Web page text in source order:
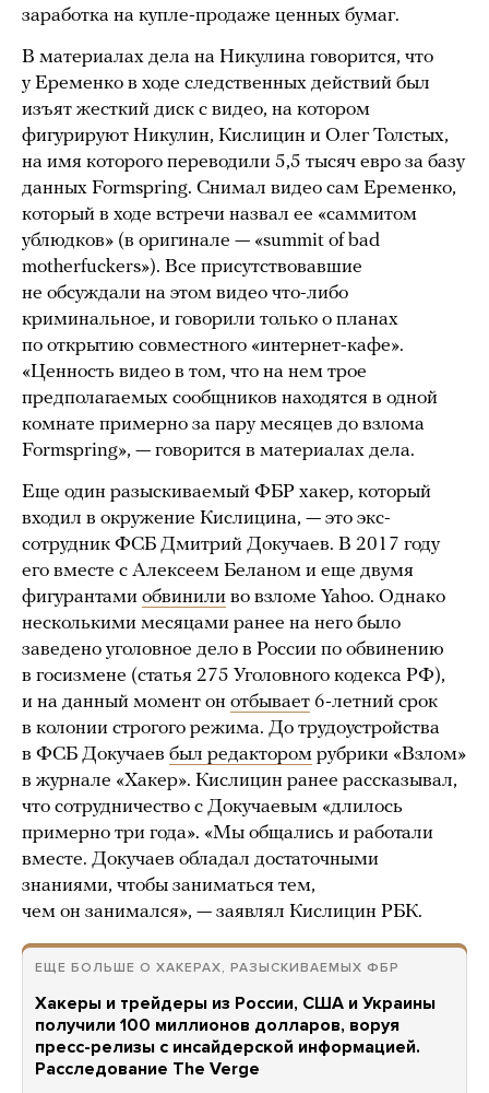
заработка на купле-продаже ценных бумаг.
В материалах дела на Никулина говорится, что
у Еременко в ходе следственных действий был
изъят жесткий диск с видео, на котором
фигурируют Никулин, Кислицин и Олег Толстых,
на имя которого переводили 5,5 тысяч евро за базу
данных Formspring. Снимал видео сам Еременко,
который в ходе встречи назвал ее «саммитом
ублюдков» (в оригинале — «summit of bad
motherfuckers»). Все присутствовавшие
не обсуждали на этом видео что-либо
криминальное, и говорили только о планах
по открытию совместного «интернет-кафе».
«Ценность видео в том, что на нем трое
предполагаемых сообщников находятся в одной
комнате примерно за пару месяцев до взлома
Formspring», — говорится в материалах дела.
Еще один разыскиваемый ФБР хакер, который
входил в окружение Кислицина, — это экс-
сотрудник ФСБ Дмитрий Докучаев. В 2017 году
его вместе с Алексеем Беланом и еще двумя
фигурантами обвинили во взломе Yahoo. Однако
несколькими месяцами ранее на него было
заведено уголовное дело в России по обвинению
в госизмене (статья 275 Уголовного кодекса РФ),
и на данный момент он отбывает 6-летний срок
в колонии строгого режима. До трудоустройства
в ФСБ Докучаев был редактором рубрики «Взлом»
в журнале «Хакер». Кислицин ранее рассказывал,
что сотрудничество с Докучаевым «длилось
примерно три года». «Мы общались и работали
вместе. Докучаев обладал достаточными
знаниями, чтобы заниматься тем,
чем он занимался», — заявлял Кислицин РБК.
ЕЩЕ БОЛЬШЕ О ХАКЕРАХ, РАЗЫСКИВАЕМЫХ ФБР
Хакеры и трейдеры из России, США и Украины
получили 100 миллионов долларов, воруя
пресс-релизы с инсайдерской информацией.
Расследование The Verge